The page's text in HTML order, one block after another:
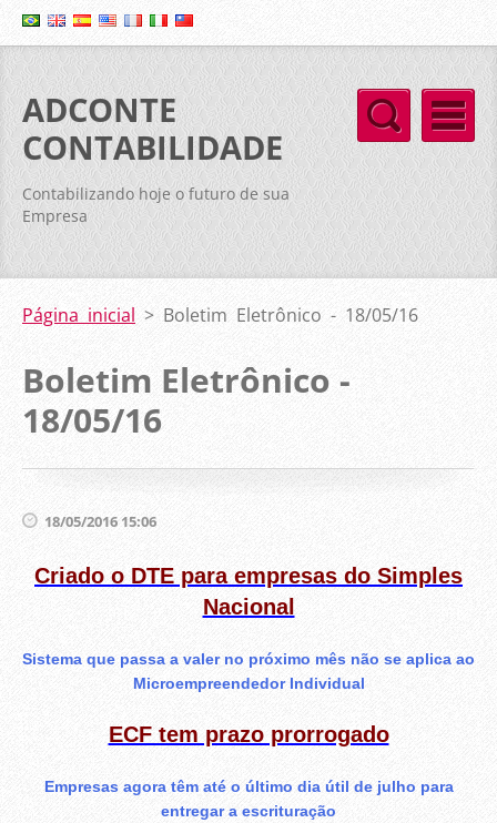
ADCONTE
CONTABILIDADE
Contabilizando hoje o futuro de sua
Empresa
Página inicial >
Boletim Eletrônico -
18/05/2016 15:06
Criado o DTE para empresas do Simples
Nacional
Sistema que passa a valer no próximo mês não se aplica ao
Microempreendedor Individual
ECF tem prazo prorrogado
Empresas agora têm até o último dia útil de julho para
entregar a escrituração